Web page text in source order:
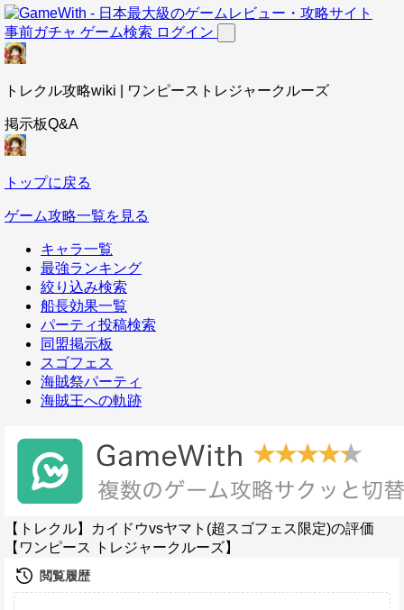
事前ガチャ ゲーム検索 ログイン
トレクル攻略wiki | ワンピーストレジャークルーズ
掲示板Q&A
トップに戻る
ゲーム攻略一覧を見る
キャラ一覧
最強ランキング
絞り込み検索
船長効果一覧
パーティ投稿検索
同盟掲示板
スゴフェス
海賊祭パーティ
海賊王への軌跡
【トレクル】カイドウvsヤマト(超スゴフェス限定)の評価
【ワンピース トレジャークルーズ】